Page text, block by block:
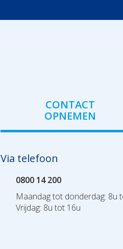
CONTACT
OPNEMEN
Via telefoon
0800 14 200
Maandag tot donderdag: 8u
Vrijdag: 8u tot 16u